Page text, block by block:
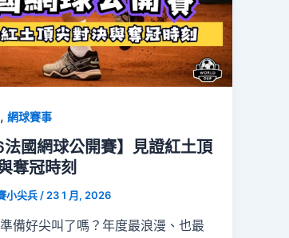
, 網球賽事
法國網球公開賽】見證紅土頂
奪冠時刻
小尖兵 / 23 1 月, 2026
備好尖叫了嗎？年度最浪漫、也最